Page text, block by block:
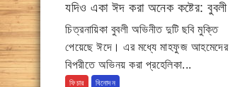
যদিও একা ঈদ করা অনেক কষ্টের: বুবলী
চিত্রনায়িকা বুবলী অভিনীত দুটি ছবি মুক্তি
পেয়েছে ঈদে। এর মধ্যে মাহফুজ আহমেদের
বিপরীতে অভিনয় করা প্রহেলিকা...
ফিচার বিনোদন